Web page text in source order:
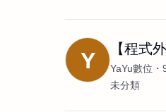
Y 【程式
YaYu數位
未分類